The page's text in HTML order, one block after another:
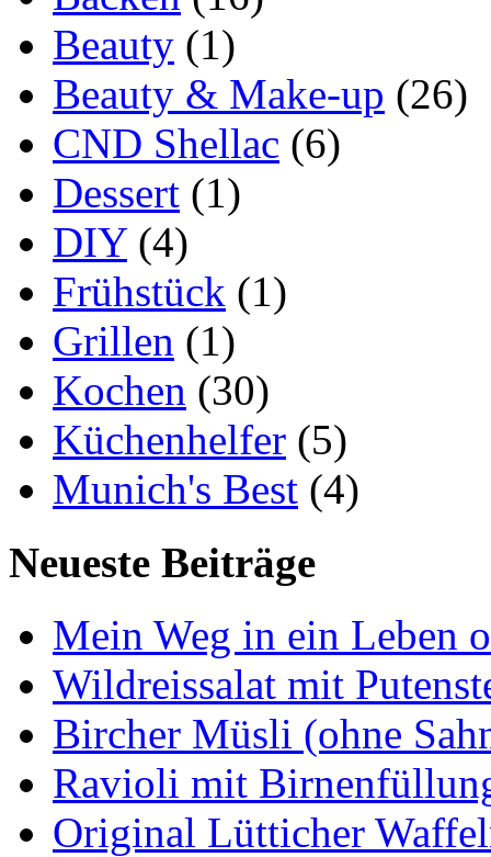
Beauty (1)
Beauty & Make-up (26)
CND Shellac (6)
Dessert (1)
DIY(4)
Frühstück (1)
Grillen (1)
Kochen (30)
Küchenhelfer (5)
Munich's Best (4)
Neueste Beiträge
Mein Weg in ein Leben
Wildreissalat mit
Bircher Müsli (ohne
Ravioli mit
Original Lütticher